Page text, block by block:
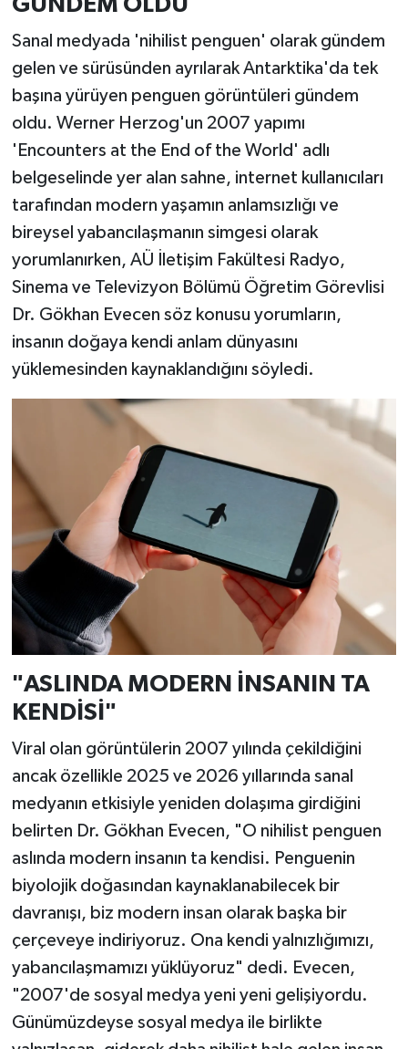
Sanal medyada 'nihilist penguen' olarak gündem
gelen ve sürüsünden ayrılarak Antarktika'da tek
başına yürüyen penguen görüntüleri gündem
oldu. Werner Herzog'un 2007 yapımı
'Encounters at the End of the World' adlı
belgeselinde yer alan sahne, internet kullanıcıları
tarafından modern yaşamın anlamsızlığı ve
bireysel yabancılaşmanın simgesi olarak
yorumlanırken, AÜ İletişim Fakültesi Radyo,
Sinema ve Televizyon Bölümü Öğretim Görevlisi
Dr. Gökhan Evecen söz konusu yorumların,
insanın doğaya kendi anlam dünyasını
yüklemesinden kaynaklandığını söyledi.
"ASLINDA MODERN İNSANIN TA
KENDİSİ"
Viral olan görüntülerin 2007 yılında çekildiğini
ancak özellikle 2025 ve 2026 yıllarında sanal
medyanın etkisiyle yeniden dolaşıma girdiğini
belirten Dr. Gökhan Evecen, "O nihilist penguen
aslında modern insanın ta kendisi. Penguenin
biyolojik doğasından kaynaklanabilecek bir
davranışı, biz modern insan olarak başka bir
çerçeveye indiriyoruz. Ona kendi yalnızlığımızı,
yabancılaşmamızı yüklüyoruz" dedi. Evecen,
"2007'de sosyal medya yeni yeni gelişiyordu.
Günümüzdeyse sosyal medya ile birlikte